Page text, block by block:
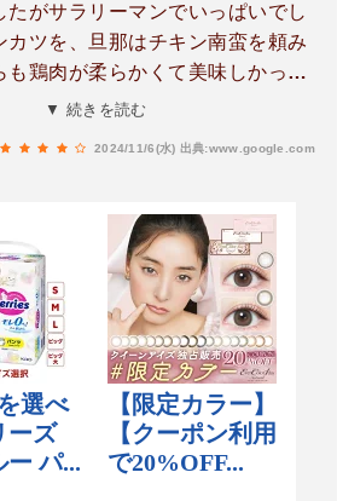
たがサラリーマンでいっぱいでし
カツを、旦那はチキン南蛮を頼み
も鶏肉が柔らかくて美味しかった
女性には多いです。お味噌汁と副
▼ 続きを読む
2024/11/6(水) 出典:www.google.com